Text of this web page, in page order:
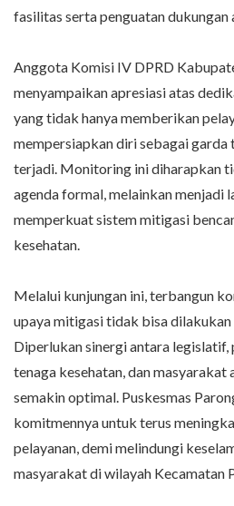
fasilitas serta penguatan dukungan
Anggota Komisi IV DPRD
menyampaikan apresiasi atas
yang tidak hanya memberikan
mempersiapkan diri sebagai garda
terjadi. Monitoring ini diharapkan
agenda formal, melainkan menjadi
memperkuat sistem mitigasi
kesehatan.
Melalui kunjungan ini, terbangun
upaya mitigasi tidak bisa dilakukan
Diperlukan sinergi antara legislatif,
tenaga kesehatan, dan masyarakat
semakin optimal. Puskesmas
komitmennya untuk terus
pelayanan, demi melindungi
masyarakat di wilayah Kecamatan